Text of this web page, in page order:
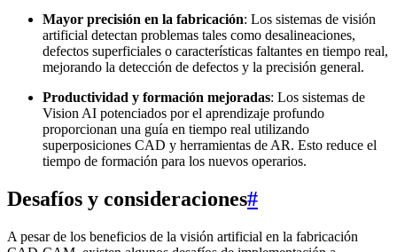
Mayor precisión en la fabricación: Los sistemas de visión
artificial detectan problemas tales como desalineaciones,
defectos superficiales o características faltantes en tiempo real,
mejorando la detección de defectos y la precisión general.
Productividad y formación mejoradas: Los sistemas de
Vision AI potenciados por el aprendizaje profundo
proporcionan una guía en tiempo real utilizando
superposiciones CAD y herramientas de AR. Esto reduce el
tiempo de formación para los nuevos operarios.
Desafíos y consideraciones#
A pesar de los beneficios de la visión artificial en la fabricación